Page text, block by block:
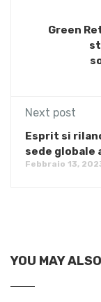
Green
Next post
Esprit si
sede globale
Febbraio 13,
YOU MAY